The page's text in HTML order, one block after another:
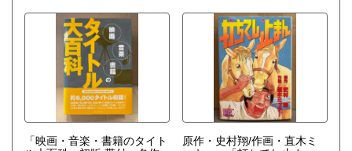
「映画・音楽・書籍のタイト
原作・史村翔/作画・直木ミ